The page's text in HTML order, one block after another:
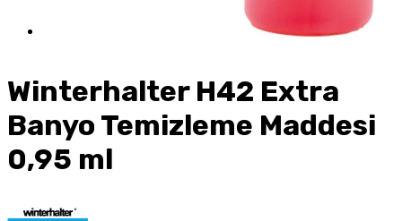
Winterhalter H42 Extra
Banyo Temizleme Maddesi
0,95 ml